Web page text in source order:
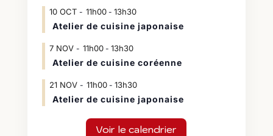
10 OCT 11h00- 13h30
Atelier de cuisine japonaise
7 NOV 11h00- 13h30
Atelier de cuisine coréenne
21 NOV 11h00- 13h30
Atelier de cuisine japonaise
Voir le calendrier